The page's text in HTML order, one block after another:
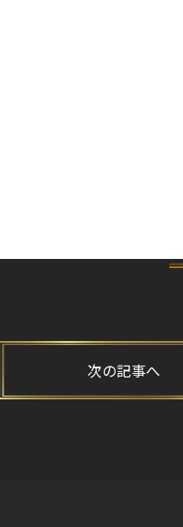
次の記事へ